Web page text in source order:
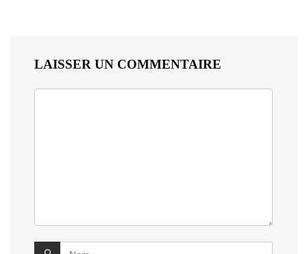
LAISSER UN COMMENTAIRE